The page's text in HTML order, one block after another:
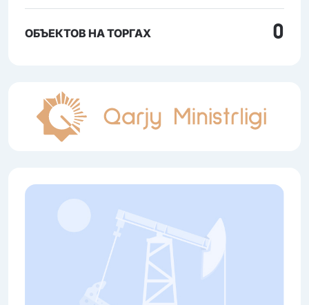
ОБЪЕКТОВ НА ТОРГАХ 0